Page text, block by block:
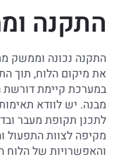
התקנה
התקנה נכונה וממשק
את מיקום הלוח, תוך
במערכת קיימת דורשת
מבנה. יש לוודא
לתכנן תקופת מעבר
מקיפה לצוות התפעול
והאפשרויות של הלוח